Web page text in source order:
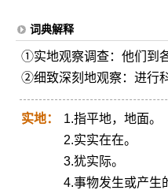
词典解释
①实地观察调查：他们到
②细致深刻地观察：进行
实地：
1.指平地，地面。
2.实实在在。
3.犹实际。
4.事物发生或产生